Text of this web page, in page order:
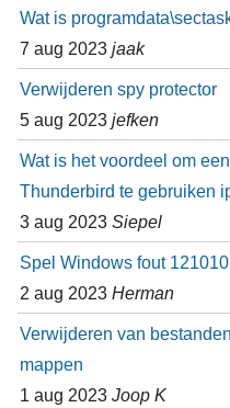
Wat is
7 aug 2023 jaak
Verwijderen spy protector
5 aug 2023 jefken
Wat is het voordeel om
Thunderbird te gebruiken
3 aug 2023 Siepel
Spel Windows fout 121010
2 aug 2023 Herman
Verwijderen van
mappen
1 aug 2023 Joop K